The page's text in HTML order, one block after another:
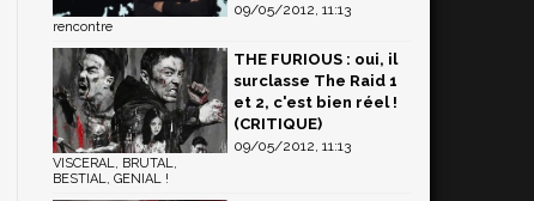
09/05/2012, 11:13
rencontre
THE FURIOUS : oui, il
surclasse The Raid 1
et 2, c'est bien réel !
(CRITIQUE)
09/05/2012, 11:13
VISCERAL, BRUTAL,
BESTIAL, GENIAL !